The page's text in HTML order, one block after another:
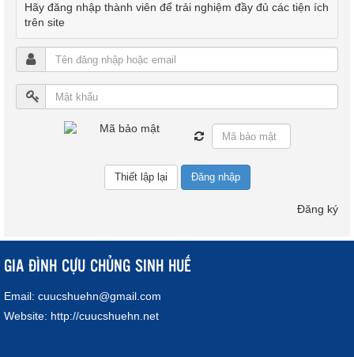
Hãy đăng nhập thành viên để trải nghiệm đầy đủ các tiện ích
trên site
Đăng nhập
Đăng ký
GIA ĐÌNH CỰU CHỦNG SINH HUẾ
Email: cuucshuehn@gmail.com
Website: http://cuucshuehn.net